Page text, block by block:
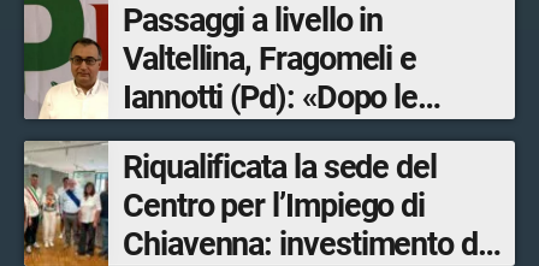
Passaggi a livello in
Valtellina, Fragomeli e
Iannotti (Pd): «Dopo le
Olimpiadi solo un terzo delle
opere sostitutive sarà
ultimato entro il 2026»
Riqualificata la sede del
Centro per l’Impiego di
Chiavenna: investimento da